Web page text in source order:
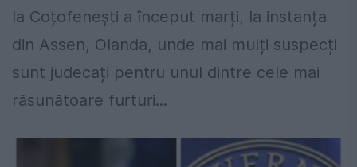
la Coțofenești a început marți, la instanța
din Assen, Olanda, unde mai mulți suspecți
sunt judecați pentru unul dintre cele mai
răsunătoare furturi...